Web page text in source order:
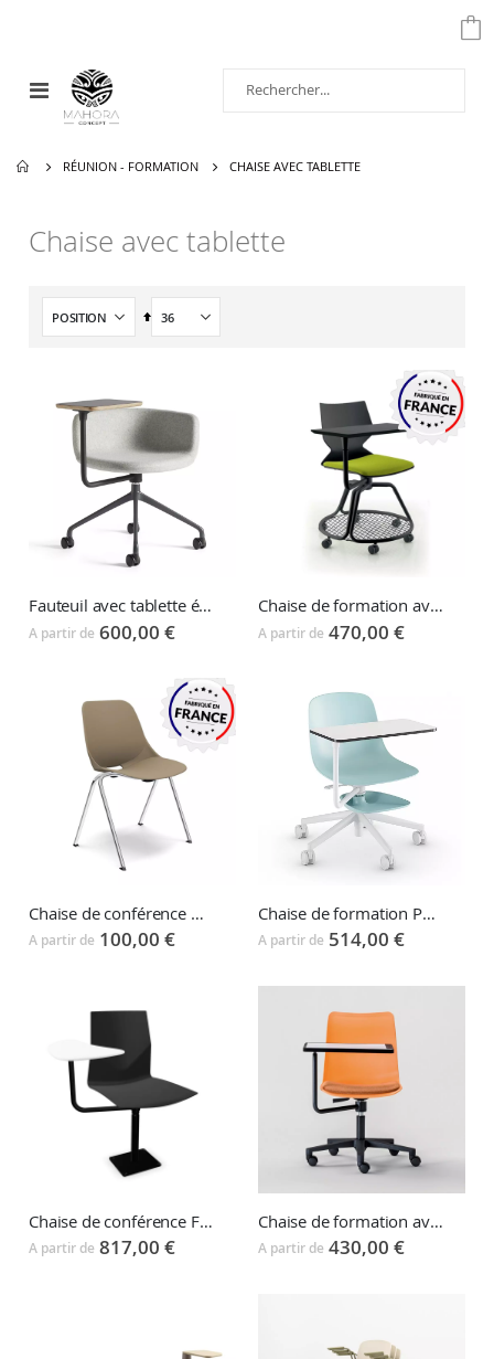
Affichage
navigation
RÉUNION - FORMATION CHAISE AVEC TABLETTE
Chaise avec tablette
Par
ordre
Fauteuil avec tablette écritoire XOKO
A partir de 600,00 €
Chaise de formation avec tablette IKASI
A partir de 470,00 €
Chaise de conférence BAKEA
A partir de 100,00 €
Chaise de formation PURE LOOP EDU
A partir de 514,00 €
Chaise de conférence FOUR CAST 2 AUDI
A partir de 817,00 €
Chaise de formation avec tablette ROLE
A partir de 430,00 €